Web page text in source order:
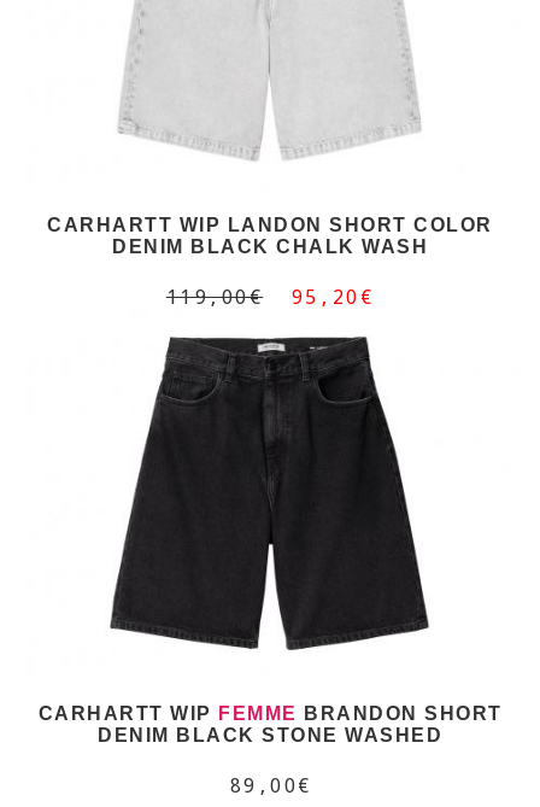
CARHARTT WIP LANDON SHORT COLOR
DENIM BLACK CHALK WASH
119,00€ 95,20€
CARHARTT WIP FEMME
BRANDON SHORT
DENIM BLACK STONE WASHED
89,00€